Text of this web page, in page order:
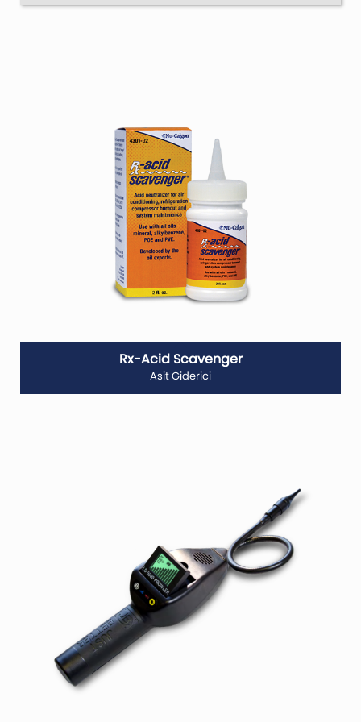
Rx-Acid Scavenger
Asit Giderici